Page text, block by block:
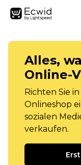
Alles,
Online-
Richten Sie
Onlineshop
sozialen
verkaufen.